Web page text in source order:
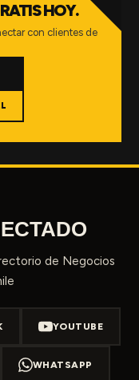
HOY.
con clientes de
de Negocios
YOUTUBE
WHATSAPP